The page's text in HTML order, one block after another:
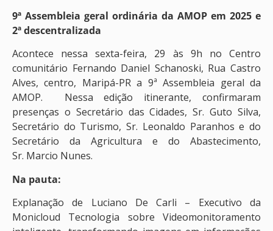
9ª Assembleia geral ordinária da AMOP em 2025 e
2ª descentralizada
Acontece nessa sexta-feira, 29 às 9h no Centro
comunitário Fernando Daniel Schanoski, Rua Castro
Alves, centro, Maripá-PR a 9ª Assembleia geral da
AMOP. Nessa edição itinerante, confirmaram
presenças o Secretário das Cidades, Sr. Guto Silva,
Secretário do Turismo, Sr. Leonaldo Paranhos e do
Secretário da Agricultura e do Abastecimento,
Sr. Marcio Nunes.
Na pauta:
Explanação de Luciano De Carli – Executivo da
Monicloud Tecnologia sobre Videomonitoramento